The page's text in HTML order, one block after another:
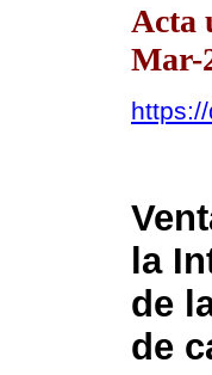
Acta
Mar-
la
de
de